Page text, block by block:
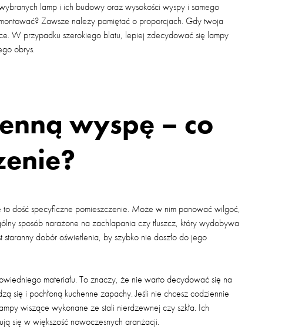
lamp i ich budowy oraz wysokości wyspy i samego
Zawsze należy pamiętać o proporcjach. Gdy twoja
W przypadku szerokiego blatu, lepiej zdecydować się lampy
obrys.
wyspę – co
dość specyficzne pomieszczenie. Może w nim panować wilgoć,
sposób narażone na zachlapania czy tłuszcz, który wydobywa
dobór oświetlenia, by szybko nie doszło do jego
materiału. To znaczy, że nie warto decydować się na
się i pochłoną kuchenne zapachy. Jeśli nie chcesz codziennie
wiszące wykonane ze stali nierdzewnej czy szkła. Ich
się w większość nowoczesnych aranżacji.